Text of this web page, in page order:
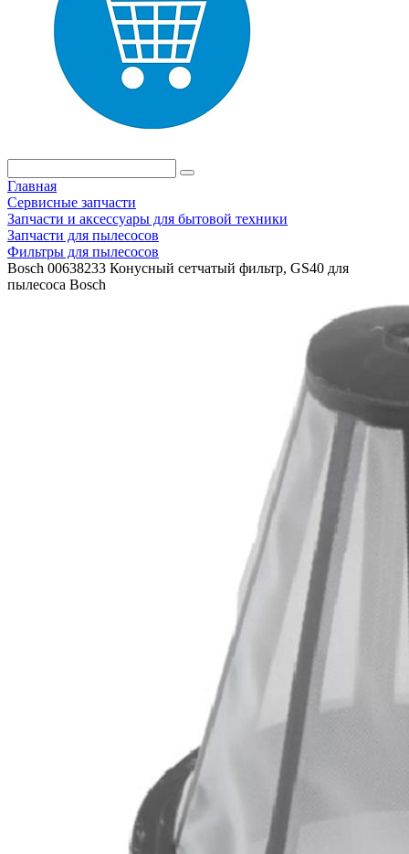
Главная
Сервисные запчасти
Запчасти и аксессуары для бытовой техники
Запчасти для пылесосов
Фильтры для пылесосов
Bosch 00638233 Конусный сетчатый фильтр, GS40 для
пылесоса Bosch